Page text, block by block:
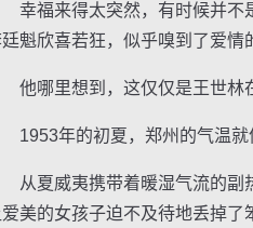
福来得太突然，有时候并不是
魁欣喜若狂，似乎嗅到了爱情
哪里想到，这仅仅是王世林在
年的初夏，郑州的气温就
夏威夷携带着暖湿气流的副热
美的女孩子迫不及待地丢掉了